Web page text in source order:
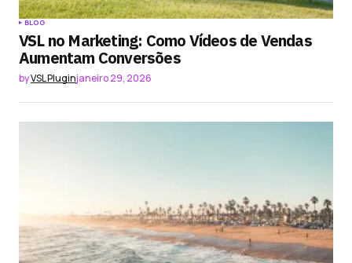
BLOG
VSL no Marketing: Como Vídeos de Vendas
Aumentam Conversões
byVSL Pluginjaneiro 29, 2026